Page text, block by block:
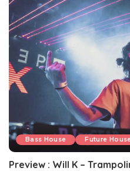
Bass House Future
Preview : Will K –